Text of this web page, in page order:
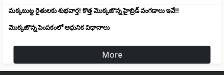
మక్కబుట్ట రైతులకు శుభవార్త! కొత్త మొక్కజొన్న హైబ్రిడ్ వంగడాలు ఇవే!!
మొక్కజొన్న పెంపకంలో ఆధునిక విధానాలు
More